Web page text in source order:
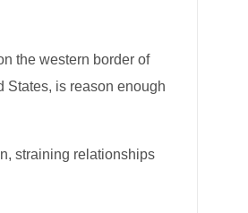
the western border of
States, is reason enough
straining relationships